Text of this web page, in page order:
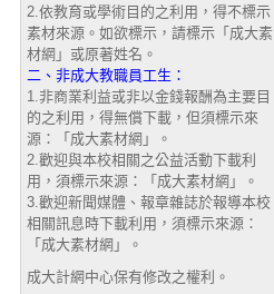
2.依教育或學術目的之利用，得不標示
素材來源。如欲標示，請標示「成大素
材網」或原著姓名。
二、非成大教職員工生：
1.非商業利益或非以金錢報酬為主要目
的之利用，得無償下載，但須標示來
源：「成大素材網」。
2.歡迎與本校相關之公益活動下載利
用，須標示來源：「成大素材網」。
3.歡迎新聞媒體、報章雜誌於報導本校
相關訊息時下載利用，須標示來源：
「成大素材網」。
成大計網中心保有修改之權利。